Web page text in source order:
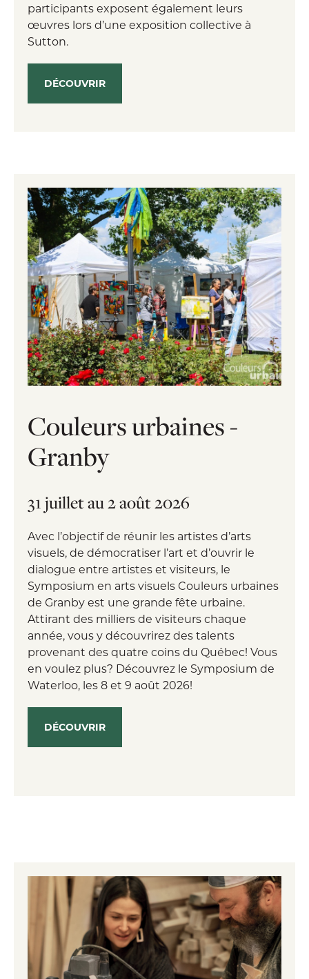
participants exposent également leurs
œuvres lors d’une exposition collective à
Sutton.
DÉCOUVRIR
Couleurs urbaines -
Granby
31 juillet au 2 août 2026
Avec l’objectif de réunir les artistes d’arts
visuels, de démocratiser l’art et d’ouvrir le
dialogue entre artistes et visiteurs, le
Symposium en arts visuels Couleurs urbaines
de Granby est une grande fête urbaine.
Attirant des milliers de visiteurs chaque
année, vous y découvrirez des talents
provenant des quatre coins du Québec! Vous
en voulez plus? Découvrez le Symposium de
Waterloo, les 8 et 9 août 2026!
DÉCOUVRIR